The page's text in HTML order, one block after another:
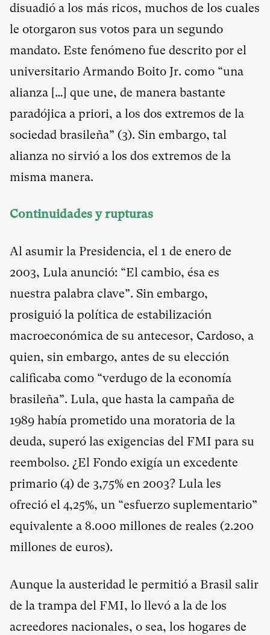
disuadió a los más ricos, muchos de los cuales
le otorgaron sus votos para un segundo
mandato. Este fenómeno fue descrito por el
universitario Armando Boito Jr. como “una
alianza […] que une, de manera bastante
paradójica a priori, a los dos extremos de la
sociedad brasileña” (3). Sin embargo, tal
alianza no sirvió a los dos extremos de la
misma manera.
Continuidades y rupturas
Al asumir la Presidencia, el 1 de enero de
2003, Lula anunció: “El cambio, ésa es
nuestra palabra clave”. Sin embargo,
prosiguió la política de estabilización
macroeconómica de su antecesor, Cardoso, a
quien, sin embargo, antes de su elección
calificaba como “verdugo de la economía
brasileña”. Lula, que hasta la campaña de
1989 había prometido una moratoria de la
deuda, superó las exigencias del FMI para su
reembolso. ¿El Fondo exigía un excedente
primario (4) de 3,75% en 2003? Lula les
ofreció el 4,25%, un “esfuerzo suplementario”
equivalente a 8.000 millones de reales (2.200
millones de euros).
Aunque la austeridad le permitió a Brasil salir
de la trampa del FMI, lo llevó a la de los
acreedores nacionales, o sea, los hogares de